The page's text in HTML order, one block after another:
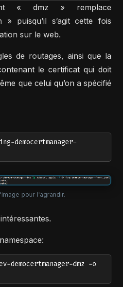
« dmz » remplace
» puisqu’il s’agit cette fois
sur le web.
de routages, ainsi que la
le certificat qui doit
que celui qu’on a spécifié
democertmanager-
pour l'agrandir.
democertmanager-dmz -o